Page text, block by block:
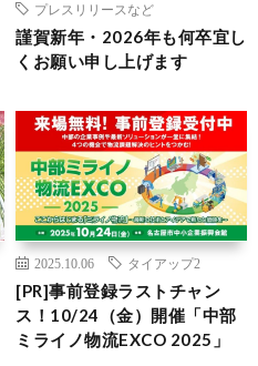
プレスリリースなど
謹賀新年・2026年も何卒宜し
くお願い申し上げます
2025.10.06 タイアップ2
[PR]事前登録ラストチャン
ス！10/24（金）開催「中部
ミライノ物流EXCO 2025」